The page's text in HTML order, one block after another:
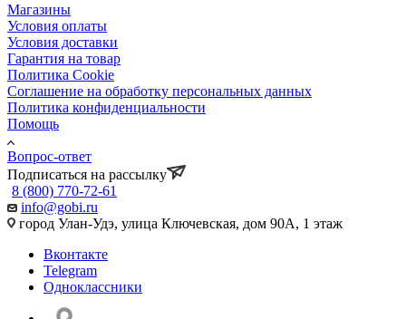
Магазины
Условия оплаты
Условия доставки
Гарантия на товар
Политика Cookie
Соглашение на обработку персональных данных
Политика конфиденциальности
Помощь
Вопрос-ответ
Подписаться на рассылку
8 (800) 770-72-61
info@gobi.ru
город Улан-Удэ, улица Ключевская, дом 90А, 1 этаж
Вконтакте
Telegram
Одноклассники